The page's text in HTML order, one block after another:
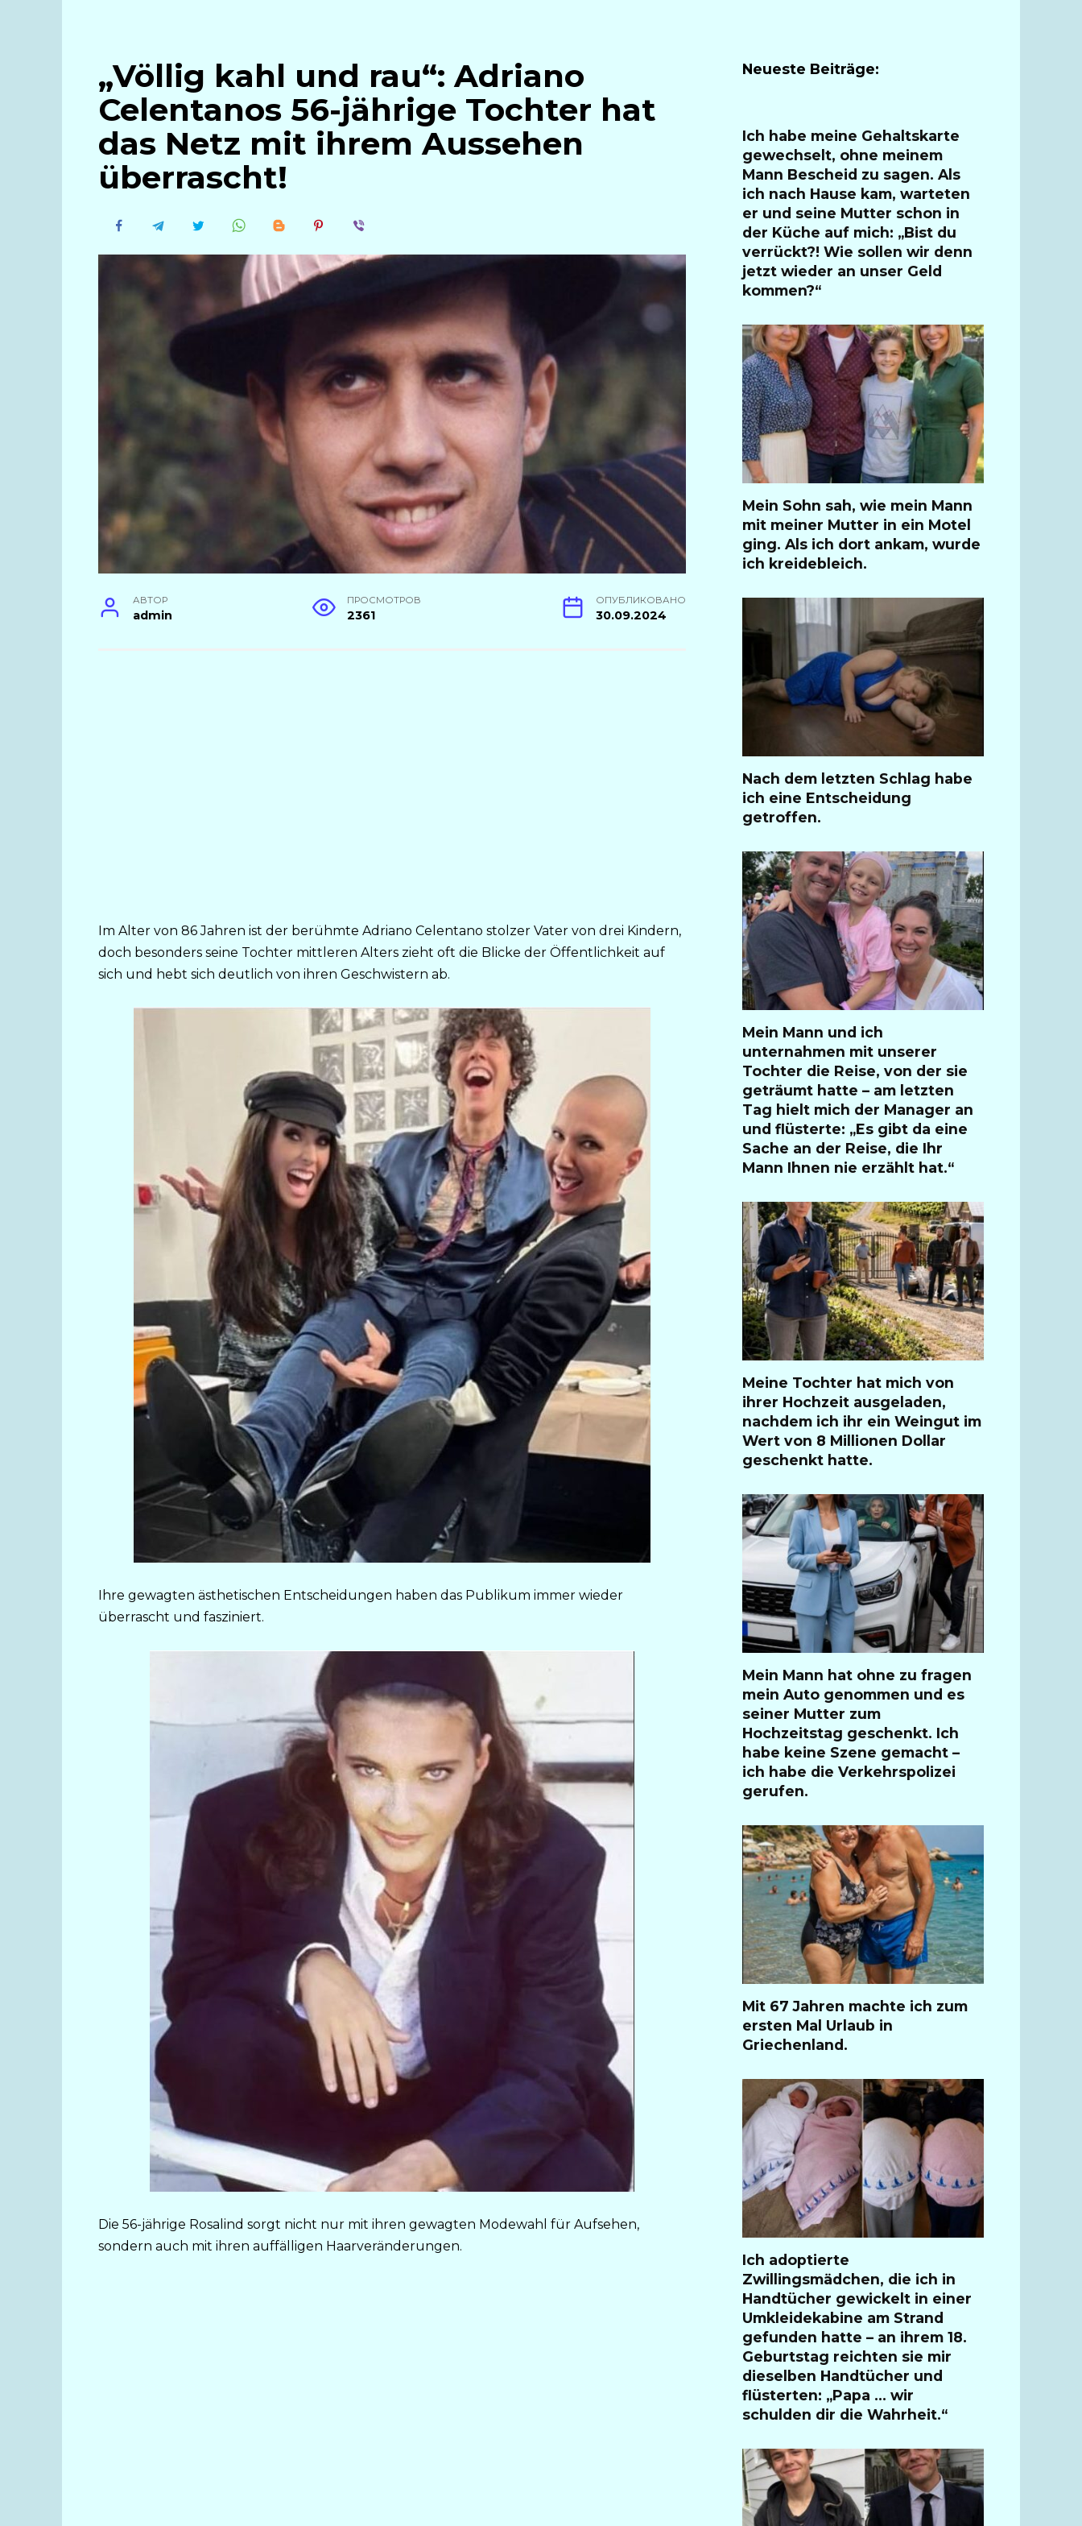
„Völlig kahl und rau“: Adriano
Celentanos 56-jährige Tochter hat
das Netz mit ihrem Aussehen
überrascht!
АВТОР
admin
ПРОСМОТРОВ
2361
ОПУБЛИКОВАНО
30.09.2024
Im Alter von 86 Jahren ist der berühmte Adriano Celentano stolzer Vater von drei Kindern,
doch besonders seine Tochter mittleren Alters zieht oft die Blicke der Öffentlichkeit auf
sich und hebt sich deutlich von ihren Geschwistern ab.
Ihre gewagten ästhetischen Entscheidungen haben das Publikum immer wieder
überrascht und fasziniert.
Die 56-jährige Rosalind sorgt nicht nur mit ihren gewagten Modewahl für Aufsehen,
sondern auch mit ihren auffälligen Haarveränderungen.
Neueste Beiträge:
Ich habe meine Gehaltskarte
gewechselt, ohne meinem
Mann Bescheid zu sagen. Als
ich nach Hause kam, warteten
er und seine Mutter schon in
der Küche auf mich: „Bist du
verrückt?! Wie sollen wir denn
jetzt wieder an unser Geld
kommen?“
Mein Sohn sah, wie mein Mann
mit meiner Mutter in ein Motel
ging. Als ich dort ankam, wurde
ich kreidebleich.
Nach dem letzten Schlag habe
ich eine Entscheidung
getroffen.
Mein Mann und ich
unternahmen mit unserer
Tochter die Reise, von der sie
geträumt hatte – am letzten
Tag hielt mich der Manager an
und flüsterte: „Es gibt da eine
Sache an der Reise, die Ihr
Mann Ihnen nie erzählt hat.“
Meine Tochter hat mich von
ihrer Hochzeit ausgeladen,
nachdem ich ihr ein Weingut im
Wert von 8 Millionen Dollar
geschenkt hatte.
Mein Mann hat ohne zu fragen
mein Auto genommen und es
seiner Mutter zum
Hochzeitstag geschenkt. Ich
habe keine Szene gemacht –
ich habe die Verkehrspolizei
gerufen.
Mit 67 Jahren machte ich zum
ersten Mal Urlaub in
Griechenland.
Ich adoptierte
Zwillingsmädchen, die ich in
Handtücher gewickelt in einer
Umkleidekabine am Strand
gefunden hatte – an ihrem 18.
Geburtstag reichten sie mir
dieselben Handtücher und
flüsterten: „Papa … wir
schulden dir die Wahrheit.“